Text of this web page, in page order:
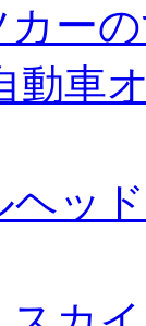
ー
動車
ヘッ